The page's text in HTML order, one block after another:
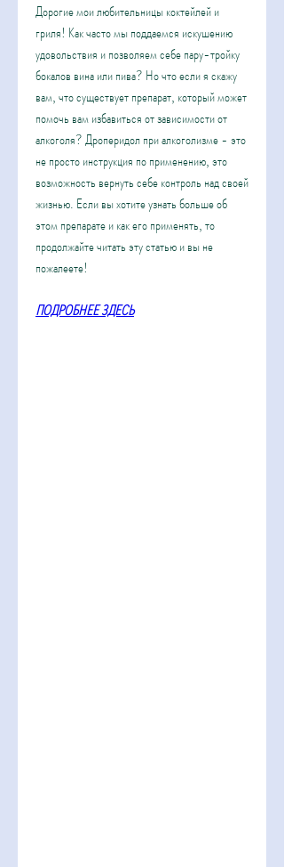
Дорогие мои любительницы коктейлей и
гриля! Как часто мы поддаемся искушению
удовольствия и позволяем себе пару-тройку
бокалов вина или пива? Но что если я скажу
вам, что существует препарат, который может
помочь вам избавиться от зависимости от
алкоголя? Дроперидол при алкоголизме - это
не просто инструкция по применению, это
возможность вернуть себе контроль над своей
жизнью. Если вы хотите узнать больше об
этом препарате и как его применять, то
продолжайте читать эту статью и вы не
пожалеете!
ПОДРОБНЕЕ ЗДЕСЬ